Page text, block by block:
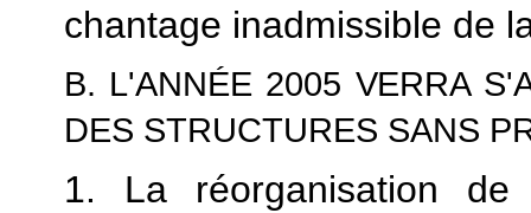
chantage inadmissible de
B. L'ANNÉE 2005 VERRA
DES STRUCTURES SANS
1. La réorganisation